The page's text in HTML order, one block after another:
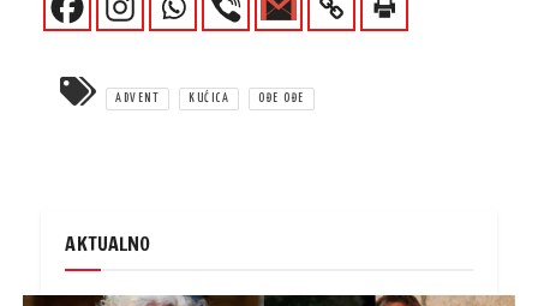
ADVENT KUĆICA OĐE OĐE
AKTUALNO